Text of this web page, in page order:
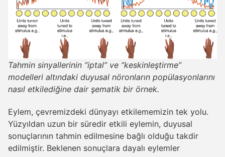
Tahmin sinyallerinin “iptal” ve “keskinleştirme”
modelleri altındaki duyusal nöronların popülasyonlarını
nasıl etkilediğine dair şematik bir örnek.
Eylem, çevremizdeki dünyayı etkilememizin tek yolu.
Yüzyıldan uzun bir süredir etkili eylemin, duyusal
sonuçlarının tahmin edilmesine bağlı olduğu takdir
edilmiştir. Beklenen sonuçlara dayalı eylemler